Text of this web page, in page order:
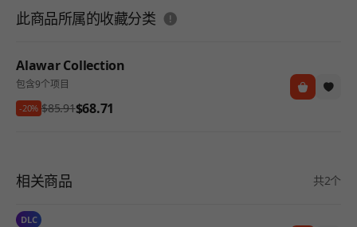
此商品所属的收藏分类 도움말
Alawar Collection
包含9个项目
-20% $85.91$68.71
相关商品 共2个
DLC